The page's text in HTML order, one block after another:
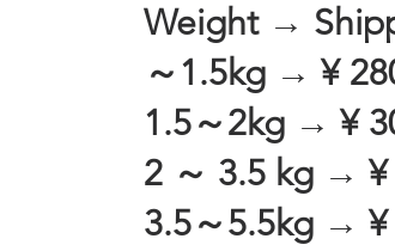
Weight →
～1.5kg → ¥
1.5～2kg → ¥
2 ～ 3.5 kg → ¥
3.5～5.5kg → ¥